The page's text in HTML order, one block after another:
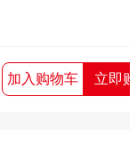
加入购物车 立即